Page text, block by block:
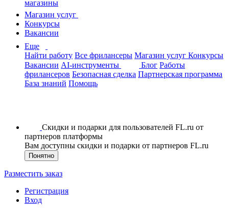
магазины
Магазин услуг
Конкурсы
Вакансии
Еще
Найти работу Все фрилансеры Магазин услуг Конкурсы
Вакансии AI-инструменты Блог Работы
фрилансеров Безопасная сделка Партнерская программа
База знаний Помощь
Скидки и подарки для пользователей FL.ru от
партнеров платформы
Вам доступны скидки и подарки от партнеров FL.ru
Понятно
Разместить заказ
Регистрация
Вход